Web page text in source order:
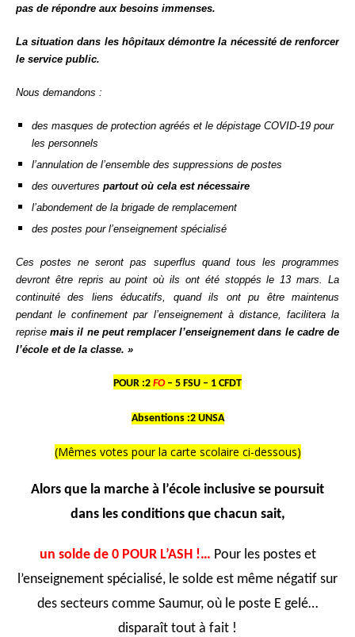
pas de répondre aux besoins immenses.
La situation dans les hôpitaux démontre la nécessité de renforcer
le service public.
Nous demandons :
des masques de protection agréés et le dépistage COVID-19 pour
les personnels
l’annulation de l’ensemble des suppressions de postes
des ouvertures partout où cela est nécessaire
l’abondement de la brigade de remplacement
des postes pour l’enseignement spécialisé
Ces postes ne seront pas superflus quand tous les programmes
devront être repris au point où ils ont été stoppés le 13 mars. La
continuité des liens éducatifs, quand ils ont pu être maintenus
pendant le confinement par l’enseignement à distance, facilitera la
reprisemais il ne peut remplacer l’enseignement dans le cadre de
l’école et de la classe. »
POUR :2 FO– 5 FSU – 1 CFDT
Absentions :2 UNSA
(Mêmes votes pour la carte scolaire ci-dessous)
Alors que la marche à l’école inclusive se poursuit
dans les conditions que chacun sait,
un solde de 0 POUR L’ASH !… Pour les postes et
l’enseignement spécialisé, le solde est même négatif sur
des secteurs comme Saumur, où le poste E gelé…
disparaît tout à fait !